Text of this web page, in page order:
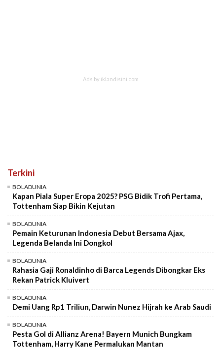
Terkini
BOLADUNIA
Kapan Piala Super Eropa 2025? PSG Bidik Trofi Pertama,
Tottenham Siap Bikin Kejutan
BOLADUNIA
Pemain Keturunan Indonesia Debut Bersama Ajax,
Legenda Belanda Ini Dongkol
BOLADUNIA
Rahasia Gaji Ronaldinho di Barca Legends Dibongkar Eks
Rekan Patrick Kluivert
BOLADUNIA
Demi Uang Rp1 Triliun, Darwin Nunez Hijrah ke Arab Saudi
BOLADUNIA
Pesta Gol di Allianz Arena! Bayern Munich Bungkam
Tottenham, Harry Kane Permalukan Mantan